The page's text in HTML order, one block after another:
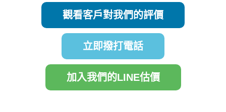
觀看客戶對我們的評價
立即撥打電話
加入我們的LINE估價